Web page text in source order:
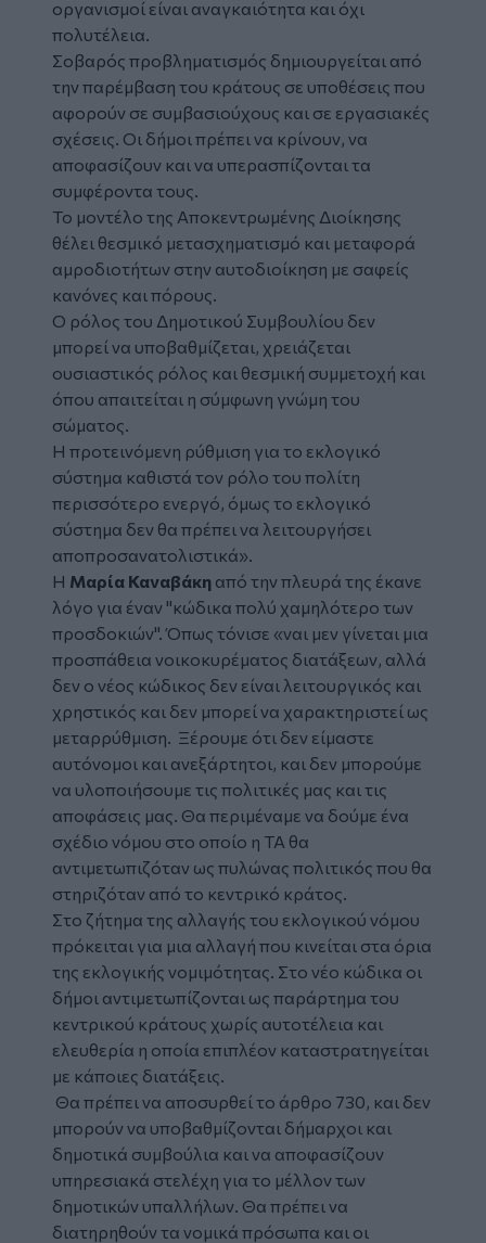
οργανισμοί είναι αναγκαιότητα και όχι
πολυτέλεια.
Σοβαρός προβληματισμός δημιουργείται από
την παρέμβαση του κράτους σε υποθέσεις που
αφορούν σε συμβασιούχους και σε εργασιακές
σχέσεις. Οι δήμοι πρέπει να κρίνουν, να
αποφασίζουν και να υπερασπίζονται τα
συμφέροντα τους.
Το μοντέλο της Αποκεντρωμένης Διοίκησης
θέλει θεσμικό μετασχηματισμό και μεταφορά
αμροδιοτήτων στην αυτοδιοίκηση με σαφείς
κανόνες και πόρους.
Ο ρόλος του Δημοτικού Συμβουλίου δεν
μπορεί να υποβαθμίζεται, χρειάζεται
ουσιαστικός ρόλος και θεσμική συμμετοχή και
όπου απαιτείται η σύμφωνη γνώμη του
σώματος.
Η προτεινόμενη ρύθμιση για το εκλογικό
σύστημα καθιστά τον ρόλο του πολίτη
περισσότερο ενεργό, όμως το εκλογικό
σύστημα δεν θα πρέπει να λειτουργήσει
αποπροσανατολιστικά».
Η Μαρία Καναβάκη από την πλευρά της έκανε
λόγο για έναν "κώδικα πολύ χαμηλότερο των
προσδοκιών". Όπως τόνισε «ναι μεν γίνεται μια
προσπάθεια νοικοκυρέματος διατάξεων, αλλά
δεν ο νέος κώδικος δεν είναι λειτουργικός και
χρηστικός και δεν μπορεί να χαρακτηριστεί ως
μεταρρύθμιση. Ξέρουμε ότι δεν είμαστε
αυτόνομοι και ανεξάρτητοι, και δεν μπορούμε
να υλοποιήσουμε τις πολιτικές μας και τις
αποφάσεις μας. Θα περιμέναμε να δούμε ένα
σχέδιο νόμου στο οποίο η ΤΑ θα
αντιμετωπιζόταν ως πυλώνας πολιτικός που θα
στηριζόταν από το κεντρικό κράτος.
Στο ζήτημα της αλλαγής του εκλογικού νόμου
πρόκειται για μια αλλαγή που κινείται στα όρια
της εκλογικής νομιμότητας. Στο νέο κώδικα οι
δήμοι αντιμετωπίζονται ως παράρτημα του
κεντρικού κράτους χωρίς αυτοτέλεια και
ελευθερία η οποία επιπλέον καταστρατηγείται
με κάποιες διατάξεις.
Θα πρέπει να αποσυρθεί το άρθρο 730, και δεν
μπορούν να υποβαθμίζονται δήμαρχοι και
δημοτικά συμβούλια και να αποφασίζουν
υπηρεσιακά στελέχη για το μέλλον των
δημοτικών υπαλλήλων. Θα πρέπει να
διατηρηθούν τα νομικά πρόσωπα και οι